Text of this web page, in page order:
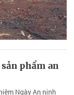
phẩm an
Ngày An ninh